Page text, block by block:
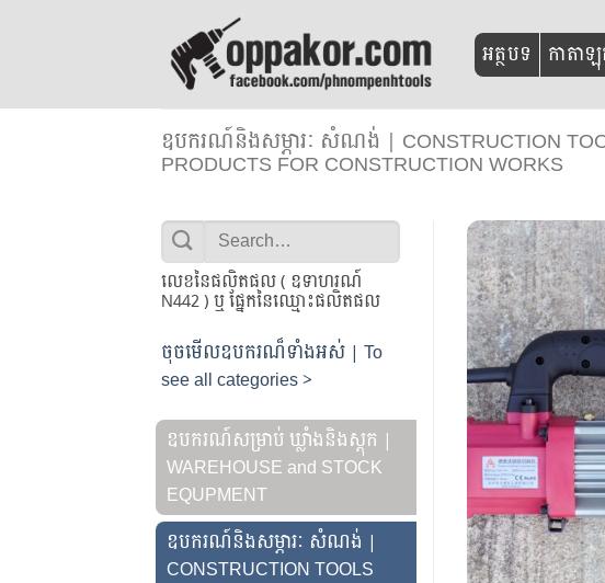
អត្ថបទ កាតា
ឧបករណ៍និងសម្ភារៈ សំណង់ | CONSTRUCTION
PRODUCTS FOR CONSTRUCTION WORKS
Search
for:
លេខនៃផលិតផល ( ឧទាហរណ៍
N442 ) ឬ ផ្នែកនៃឈ្មោះផលិតផល
ចុចមើលឧបករណ៏ទាំងអស់ | To
see all categories >
ឧបករណ៍សម្រាប់ ឃ្លាំងនិងស្តុក |
WAREHOUSE and STOCK
EQUPMENT
ឧបករណ៍និងសម្ភារៈ សំណង់ |
CONSTRUCTION TOOLS